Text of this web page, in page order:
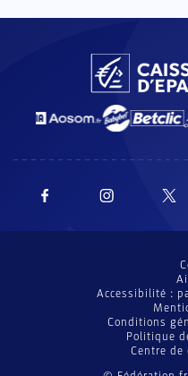
Accessibilité :
Conditions
Politique
Centre de